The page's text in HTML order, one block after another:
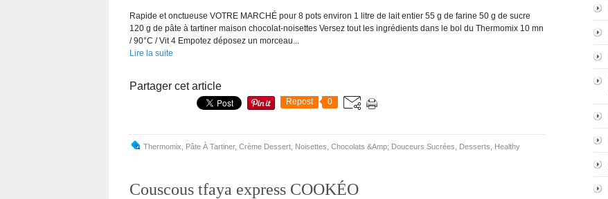
Rapide et onctueuse VOTRE MARCHÉ pour 8 pots environ 1 litre de lait entier 55 g de farine 50 g de sucre
120 g de pâte à tartiner maison chocolat-noisettes Versez tout les ingrédients dans le bol du Thermomix 10 mn
/ 90°C / Vit 4 Empotez déposez un morceau...
Lire la suite
Partager cet article
Repost 0
Thermomix Pâte À Tartiner, Crème Dessert Noisettes Chocolats &Amp; Douceurs Sucrées Desserts Healthy
Couscous tfaya express COOKÉO